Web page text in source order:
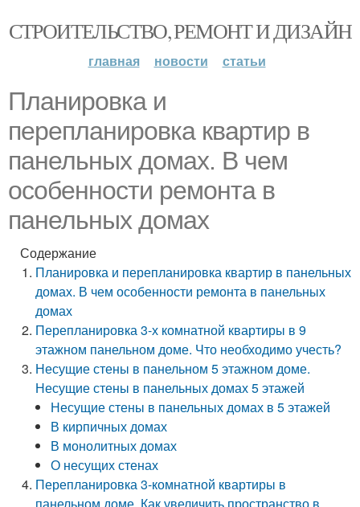
СТРОИТЕЛЬСТВО, РЕМОНТ И ДИЗАЙН
главная новости статьи
Планировка и
перепланировка квартир в
панельных домах. В чем
особенности ремонта в
панельных домах
Содержание
Планировка и перепланировка квартир в панельных
домах. В чем особенности ремонта в панельных
домах
Перепланировка 3-х комнатной квартиры в 9
этажном панельном доме. Что необходимо учесть?
Несущие стены в панельном 5 этажном доме.
Несущие стены в панельных домах 5 этажей
Несущие стены в панельных домах в 5 этажей
В кирпичных домах
В монолитных домах
О несущих стенах
Перепланировка 3-комнатной квартиры в